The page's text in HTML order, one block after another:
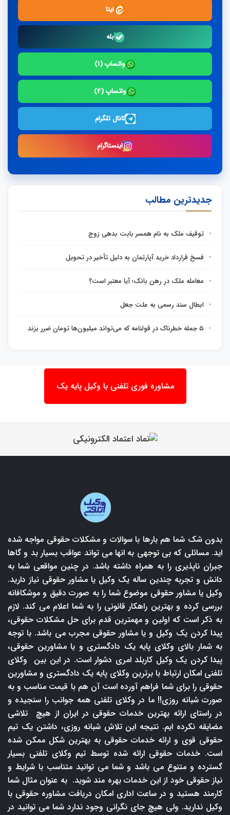
ایتا
بله
واتساپ (۱)
واتساپ (۲)
کانال تلگرام
اینستاگرام
جدیدترین مطالب
توقیف ملک به نام همسر بابت بدهی زوج
فسخ قرارداد خرید آپارتمان به دلیل تأخیر در تحویل
معامله ملک در رهن بانک؛ آیا معتبر است؟
ابطال سند رسمی به علت جعل
مشاوره فوری تلفنی با وکیل پایه یک
بدون شک شما هم بارها با سوالات و مشکلات حقوقی مواجه شده
اید. مسائلی که بی توجهی به انها می تواند عواقب بسیار بد و گاها
جبران ناپذیری را به همراه داشته باشد. در چنین مواقعی شما به
دانش و تجربه چندین ساله یک وکیل یا مشاور حقوقی نیاز دارید.
وکیل یا مشاور حقوقی موضوع شما را به صورت دقیق و موشکافانه
بررسی کرده و بهترین راهکار قانونی را به شما اعلام می کند. لازم
به ذکر است که اولین و مهمترین قدم برای حل مشکلات حقوقی،
پیدا کردن یک وکیل و یا مشاور حقوقی مجرب می باشد. با توجه
به شمار بالای وکلای پایه یک دادگستری و یا مشاورین حقوقی،
پیدا کردن یک وکیل کاربلد امری دشوار است. در این بین وکلای
تلفنی امکان ارتباط با برترین وکلای پایه یک دادگستری و مشاورین
حقوقی را برای شما فراهم آورده است آن هم با قیمت مناسب و به
صورت شبانه روزی!! ما در وکلای تلفنی همه جوانب را سنجیده و
در راستای ارائه بهترین خدمات حقوقی در ایران از هیچ تلاشی
مضایقه نکرده ایم. نتیجه این تلاش شبانه روزی، داشتن یک تیم
حقوقی قوی و ارائه خدمات حقوقی به بهترین شکل ممکن شده
است. خدمات حقوقی ارائه شده توسط تیم وکلای تلفنی بسیار
گسترده و متنوع می باشد و شما می توانید متناسب با شرایط و
نیاز حقوقی خود از این خدمات بهره مند شوید. به عنوان مثال شما
کارمند هستید و در ساعت اداری امکان دریافت مشاوره حقوقی با
وکیل ندارید. ولی هیچ جای نگرانی وجود ندارد شما می توانید در